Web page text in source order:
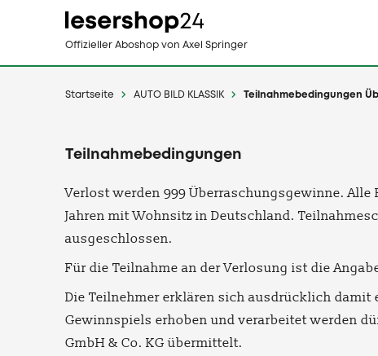
zum
Offizieller Aboshop von Axel Springer
Startseite AUTO BILD KLASSIK Teilnahmebedingungen
Teilnahmebedingungen
Verlost werden 999 Überraschungsgewinne.
Jahren mit Wohnsitz in Deutschland.
ausgeschlossen.
Für die Teilnahme an der Verlosung ist die
Die Teilnehmer erklären sich ausdrücklich
Gewinnspiels erhoben und verarbeitet werden
GmbH & Co. KG übermittelt.